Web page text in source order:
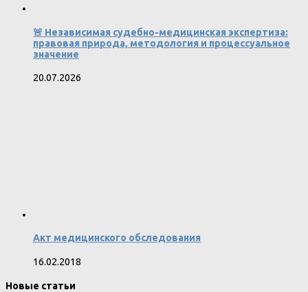
🚨 Независимая судебно-медицинская экспертиза:
правовая природа, методология и процессуальное
значение
20.07.2026
Акт медицинского обследования
16.02.2018
Новые статьи